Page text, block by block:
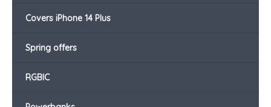
Covers iPhone 14 Plus
Spring offers
RGBIC